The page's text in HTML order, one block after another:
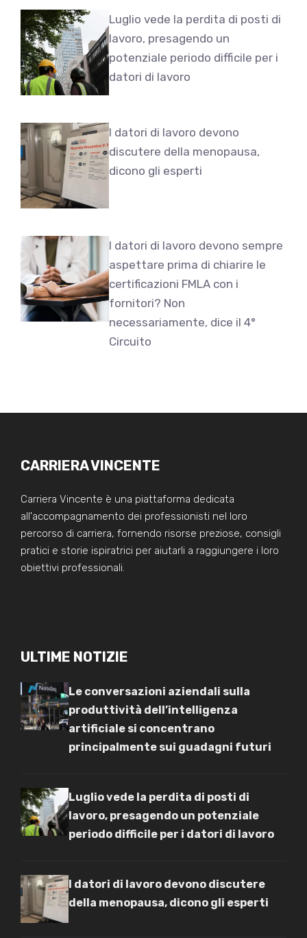
Luglio vede la perdita di posti di
lavoro, presagendo un
potenziale periodo difficile per i
datori di lavoro
I datori di lavoro devono
discutere della menopausa,
dicono gli esperti
I datori di lavoro devono sempre
aspettare prima di chiarire le
certificazioni FMLA con i
fornitori? Non
necessariamente, dice il 4°
Circuito
CARRIERA VINCENTE
Carriera Vincente è una piattaforma dedicata
all'accompagnamento dei professionisti nel loro
percorso di carriera, fornendo risorse preziose, consigli
pratici e storie ispiratrici per aiutarli a raggiungere i loro
obiettivi professionali.
ULTIME NOTIZIE
Le conversazioni aziendali sulla
produttività dell’intelligenza
artificiale si concentrano
principalmente sui guadagni futuri
Luglio vede la perdita di posti di
lavoro, presagendo un potenziale
periodo difficile per i datori di lavoro
I datori di lavoro devono discutere
della menopausa, dicono gli esperti